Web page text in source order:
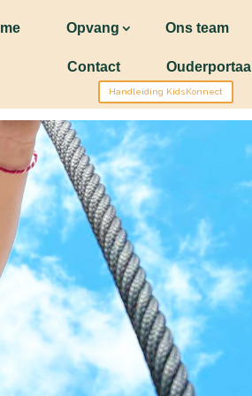
Opvang Ons team
Contact Ouderportaal
Handleiding KidsKonnect